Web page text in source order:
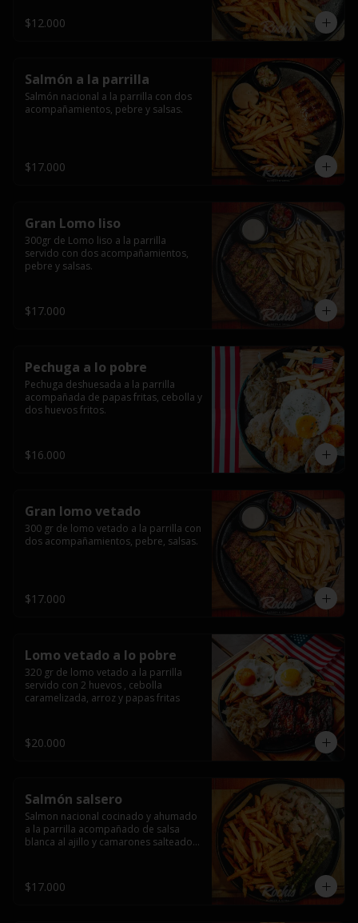
$12.000
Salmón a la parrilla
Salmón nacional a la parrilla con dos
acompañamientos, pebre y salsas.
$17.000
Gran Lomo liso
300gr de Lomo liso a la parrilla
servido con dos acompañamientos,
pebre y salsas.
$17.000
Pechuga a lo pobre
Pechuga deshuesada a la parrilla
acompañada de papas fritas, cebolla y
dos huevos fritos.
$16.000
Gran lomo vetado
300 gr de lomo vetado a la parrilla con
dos acompañamientos, pebre, salsas.
$17.000
Lomo vetado a lo pobre
320 gr de lomo vetado a la parrilla
servido con 2 huevos , cebolla
caramelizada, arroz y papas fritas
$20.000
Salmón salsero
Salmon nacional cocinado y ahumado
a la parrilla acompañado de salsa
blanca al ajillo y camarones salteados,
$17.000